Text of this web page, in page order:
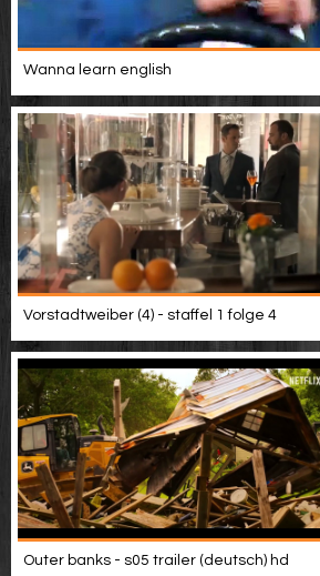
Wanna learn english
Vorstadtweiber (4) - staffel 1 folge 4
Outer banks - s05 trailer (deutsch) hd